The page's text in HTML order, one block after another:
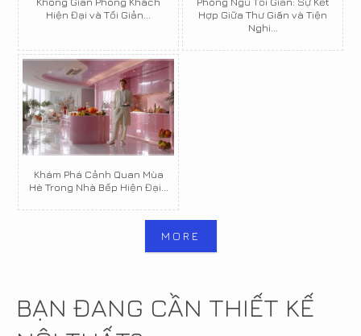
Hiện Đại và Tối Giản...
Hợp Giữa Thư Giãn và Tiện
Nghi...
Khám Phá Cảnh Quan Mùa
Hè Trong Nhà Bếp Hiện Đại...
MORE
BẠN ĐANG CẦN THIẾT KẾ